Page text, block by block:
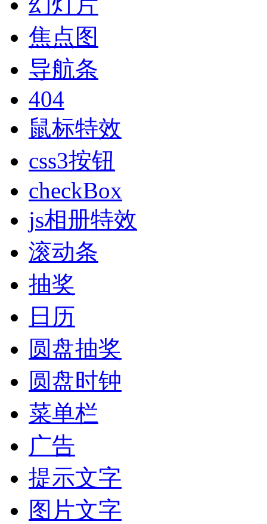
焦点图
导航条
404
鼠标特效
css3按钮
checkBox
js相册特效
滚动条
抽奖
日历
圆盘抽奖
圆盘时钟
菜单栏
广告
提示文字
图片文字